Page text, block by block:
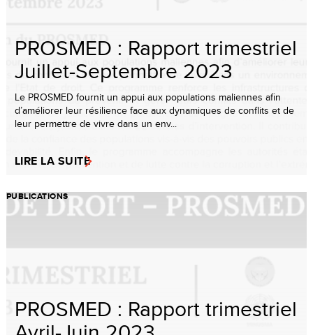
PROSMED : Rapport trimestriel
Juillet-Septembre 2023
Le PROSMED fournit un appui aux populations maliennes afin
d’améliorer leur résilience face aux dynamiques de conflits et de
leur permettre de vivre dans un env...
LIRE LA SUITE
PUBLICATIONS
PROSMED : Rapport trimestriel